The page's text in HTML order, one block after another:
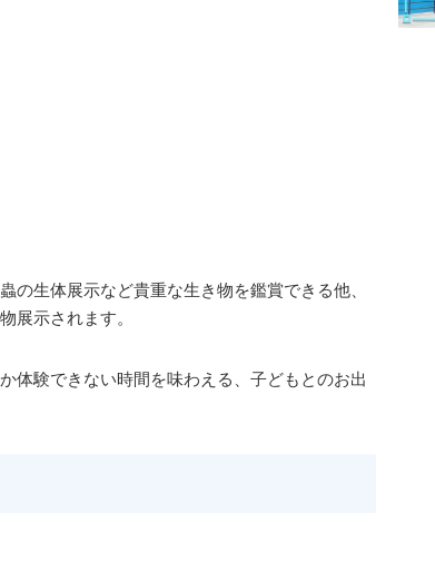
の生体展示など貴重な生き物を鑑賞できる他、
展示されます。
体験できない時間を味わえる、子どもとのお出